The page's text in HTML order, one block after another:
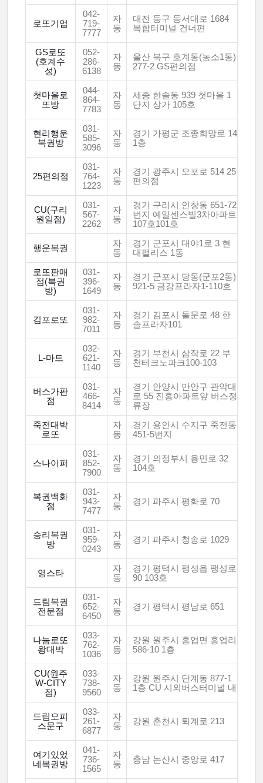
로또기업
042-
719-
7777
자
동
대전 동구 동서대로 1684
복합터미널 건너편
GS로또
(호계수
성)
052-
286-
6138
자
동
울산 북구 호계동(농소1동)
277-2 GS편의점
첫마을로
또방
044-
864-
7783
자
동
세종 한솔동 939 첫마을 1
단지 상가 105호
현리행운
복권방
031-
585-
3096
자
동
경기 가평군 조종희망로 14
1층
25편의점
031-
764-
1223
자
동
경기 광주시 오포로 514 25
편의점
CU(구리
원일점)
031-
567-
2262
자
동
경기 구리시 인창동 651-72
번지 예일센스빌3차아파트
107호101호
행운복권
자
동
경기 군포시 대야1로 3 현
대팰리스 1동
로또판매
점(복권
방)
031-
396-
1649
자
동
경기 군포시 당동(군포2동)
921-5 금강프라자1-110호
김포로또
031-
982-
7011
자
동
경기 김포시 돌문로 48 한
솔프라자101
L-마트
032-
621-
1140
자
동
경기 부천시 삼작로 22 부
천테크노파크100-103
버스가판
점
031-
466-
8414
자
동
경기 안양시 만안구 관악대
로 55 진흥아파트앞 버스정
류장
죽전대박
로또
자
동
경기 용인시 수지구 죽전동
451-5번지
스나이퍼
031-
852-
7900
자
동
경기 의정부시 용민로 32
104호
복권백화
점
031-
943-
7477
자
동
경기 파주시 평화로 70
승리복권
방
031-
959-
0243
자
동
경기 파주시 청송로 1029
영스타
자
동
경기 평택시 팽성읍 팽성로
90 103호
드림복권
전문점
031-
652-
6450
자
동
경기 평택시 평남로 651
나눔로또
왕대박
033-
762-
1036
자
동
강원 원주시 흥업면 흥업리
586-10 1층
CU(원주
W-CITY
점)
033-
738-
9560
자
동
강원 원주시 단계동 877-1
1층 CU 시외버스터미널 내
드림오피
스문구
033-
261-
6877
자
동
강원 춘천시 퇴계로 213
여기있었
네복권방
041-
736-
1565
자
동
충남 논산시 중앙로 417